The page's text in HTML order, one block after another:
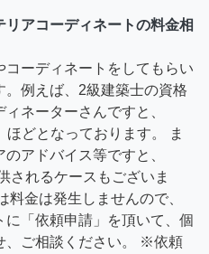
アコーディネートの料金相
ーディネートをしてもらい
例えば、2級建築士の資格
ネーターさんですと、
どとなっております。 ま
アドバイス等ですと、
されるケースもございま
金は発生しませんので、
に「依頼申請」を頂いて、個
、ご相談ください。 ※依頼